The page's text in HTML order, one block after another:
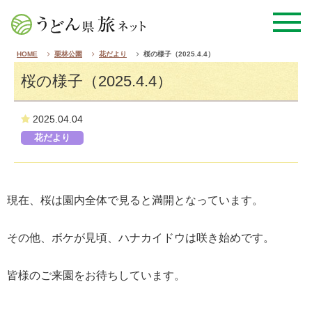
HOME 栗林公園 花だより 桜の様子（2025.4.4）
桜の様子（2025.4.4）
2025.04.04
花だより
現在、桜は園内全体で見ると満開となっています。
その他、ボケが見頃、 ハナカイドウは咲き始めです。
皆様のご来園をお待ちしています。